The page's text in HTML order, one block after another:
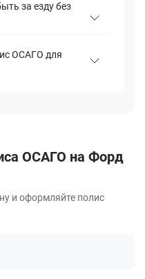
за езду без
ОСАГО для
ОСАГО на Форд
и оформляйте полис